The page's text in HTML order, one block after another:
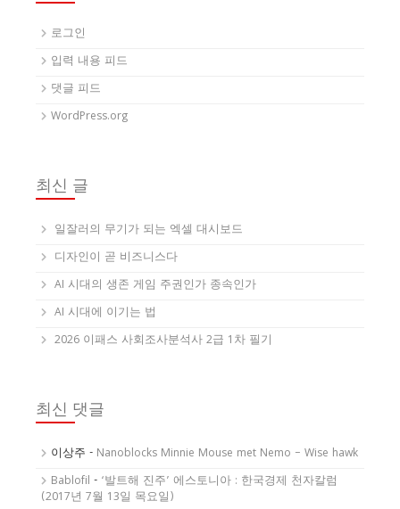
로그인
입력 내용 피드
댓글 피드
WordPress.org
최신 글
일잘러의 무기가 되는 엑셀 대시보드
디자인이 곧 비즈니스다
AI 시대의 생존 게임 주권인가 종속인가
AI 시대에 이기는 법
2026 이패스 사회조사분석사 2급 1차 필기
최신 댓글
이상주 - Nanoblocks Minnie Mouse met Nemo – Wise hawk
Bablofil - ‘발트해 진주’ 에스토니아 : 한국경제 천자칼럼
(2017년 7월 13일 목요일)